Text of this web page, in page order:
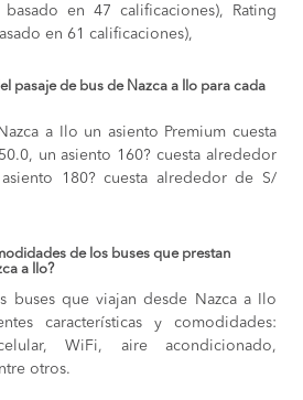
basado en 47 calificaciones), Rating
en 61 calificaciones),
pasaje de bus de Nazca a Ilo para cada
a Ilo un asiento Premium cuesta
un asiento 160? cuesta alrededor
180? cuesta alrededor de S/
de los buses que prestan
a Ilo?
buses que viajan desde Nazca a Ilo
características y comodidades:
WiFi, aire acondicionado,
otros.